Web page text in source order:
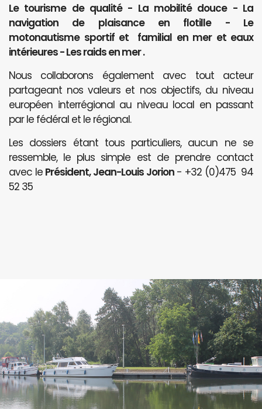
Le tourisme de qualité - La mobilité douce - La
navigation de plaisance en flotille - Le
motonautisme sportif et familial en mer et eaux
intérieures - Les raids en mer .
Nous collaborons également avec tout acteur
partageant nos valeurs et nos objectifs, du niveau
européen interrégional au niveau local en passant
par le fédéral et le régional.
Les dossiers étant tous particuliers, aucun ne se
ressemble, le plus simple est de prendre contact
avec le Président, Jean-Louis Jorion- +32 (0)475 94
52 35